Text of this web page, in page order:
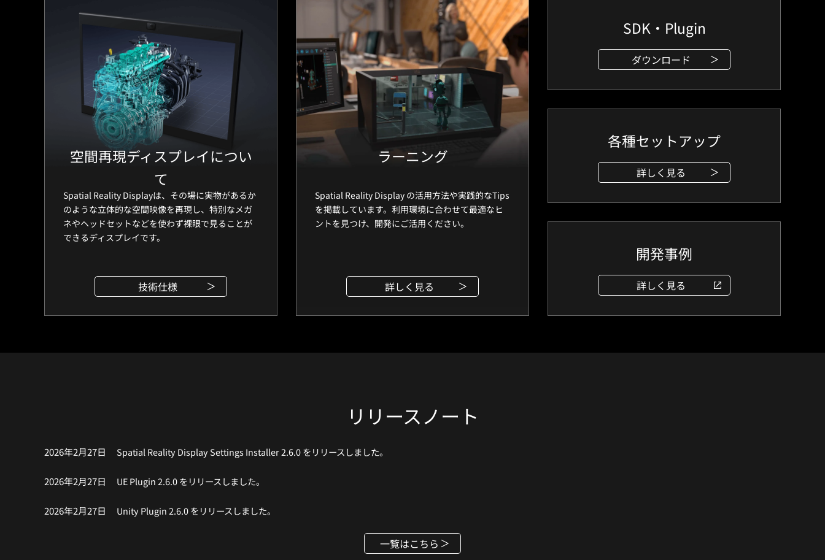
空間再現ディスプレイについ
て
Spatial Reality Displayは、その場に実物があるか
のような立体的な空間映像を再現し、特別なメガ
ネやヘッドセットなどを使わず裸眼で見ることが
できるディスプレイです。
技術仕様
ラーニング
Spatial Reality Display の活用方法や実践的なTips
を掲載しています。利用環境に合わせて最適なヒ
ントを見つけ、開発にご活用ください。
詳しく見る
SDK・Plugin
ダウンロード
各種セットアップ
詳しく見る
開発事例
詳しく見る
リリースノート
2026年2月27日 Spatial Reality Display Settings Installer 2.6.0 をリリースしました。
2026年2月27日 UE Plugin 2.6.0 をリリースしました。
2026年2月27日 Unity Plugin 2.6.0 をリリースしました。
一覧はこちら